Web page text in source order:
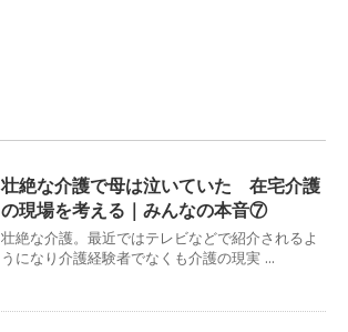
壮絶な介護で母は泣いていた 在宅介護
の現場を考える｜みんなの本音⑦
壮絶な介護。最近ではテレビなどで紹介されるよ
うになり介護経験者でなくも介護の現実 ...